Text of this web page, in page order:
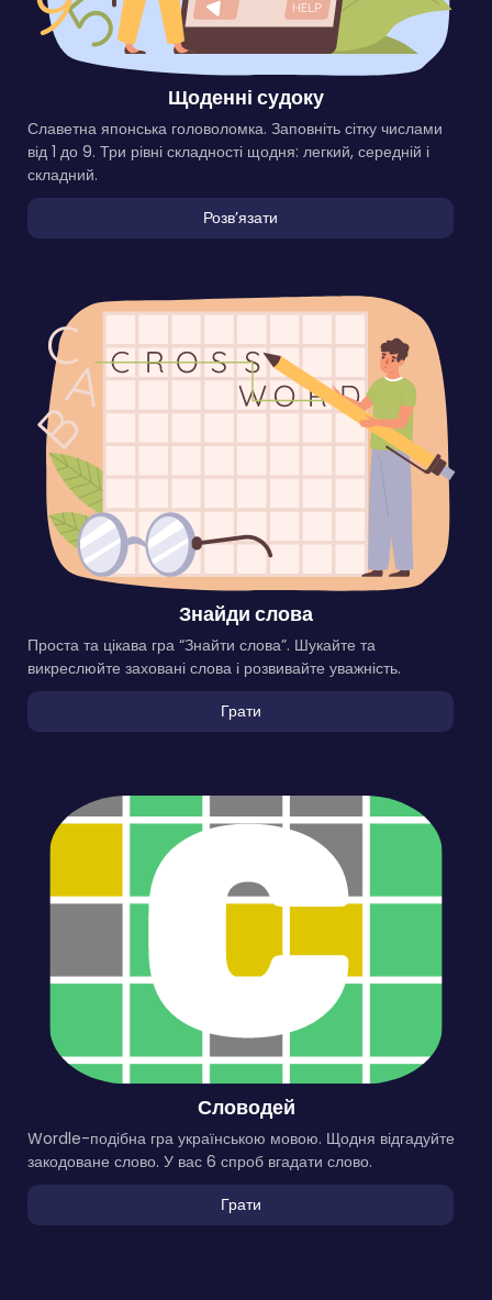
Щоденні судоку
Славетна японська головоломка. Заповніть сітку числами
від 1 до 9. Три рівні складності щодня: легкий, середній і
складний.
Розвʼязати
Знайди слова
Проста та цікава гра “Знайти слова”. Шукайте та
викреслюйте заховані слова і розвивайте уважність.
Грати
Словодей
Wordle-подібна гра українською мовою. Щодня відгадуйте
закодоване слово. У вас 6 спроб вгадати слово.
Грати